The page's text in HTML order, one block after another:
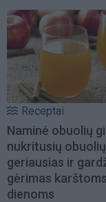
Receptai
Naminė obuolių
nukritusių
geriausias ir
gėrimas karštoms
dienoms